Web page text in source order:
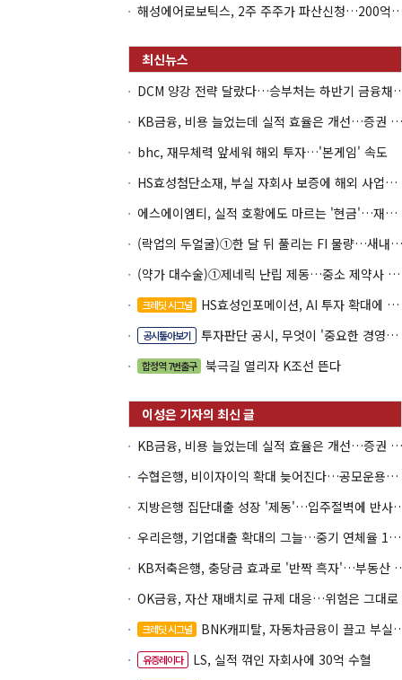
해성에어로보틱스, 2주 주주가 파산
DCM 양강 전략 달랐다
KB금융, 비용 늘었는데 실적 효율은 개선…증권 호황 효과
bhc, 재무체력 앞세워 해외 투자…'본게임' 속도
HS효성첨단소재, 부실 자회사 보증에 해외 사업까지…부담 '가중'
에스에이엠티, 실적 호황에도 마르는 '현금'…재고·달러빚 부담 확대
(락업의 두얼굴)①한 달 뒤 풀리는 FI 물량…새내기주 오버행 경계
(약가 대수술)①제네릭 난립 제동…중소 제약사 수익성 비상
크레딧 시그널 HS효성인포메이션, AI 투자 확대에 실적 체력 강화
공시톺아보기 투자판단 공시, 무엇이 '중요한 경영사항'일까
합정역 7번출구 북극길 열리자 K조선 뜬다
KB금융, 비용 늘었는데 실적 효율은 개선…증권 호황 효과
수협은행, 비이자이익 확대 늦어진다…공모운용사 인가 연말로
지방은행 집단대출 성장 '
우리은행, 기업대출 확대의 그늘…중기 연체율 10년 만에 최고
KB저축은행, 충당금
OK금융, 자산 재배치로 규제 대응…위험은 그대로
크레딧 시그널 BNK캐피탈, 자동차금융이 끌고 부실여신이 발목
유증레이다 LS, 실적 꺾인 자회사에 30억 수혈